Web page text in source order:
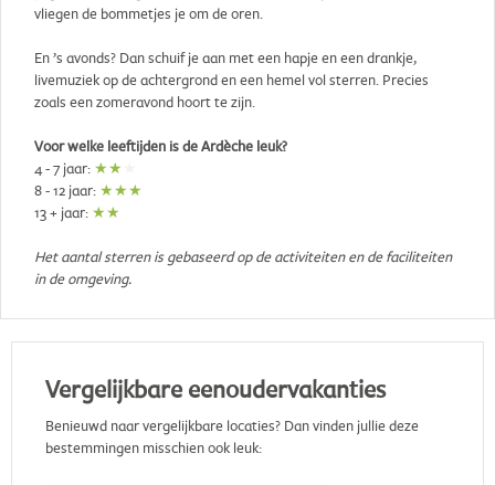
vliegen de bommetjes je om de oren.
En ’s avonds? Dan schuif je aan met een hapje en een drankje,
livemuziek op de achtergrond en een hemel vol sterren. Precies
zoals een zomeravond hoort te zijn.
Voor welke leeftijden is de Ardèche leuk?
4 - 7 jaar: ★★
8 - 12 jaar: ★★★
13 + jaar: ★★
Het aantal sterren is gebaseerd op de activiteiten en de faciliteiten
in de omgeving.
Vergelijkbare eenoudervakanties
Benieuwd naar vergelijkbare locaties? Dan vinden jullie deze
bestemmingen misschien ook leuk: